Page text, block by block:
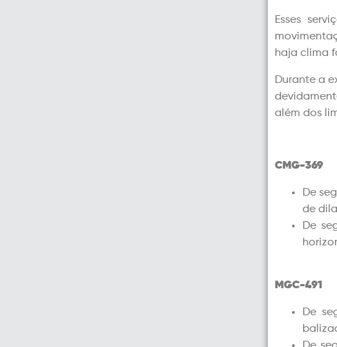
Esses
haja clima
Durante a
além dos
CMG-369
De
de
De
MGC-491
De